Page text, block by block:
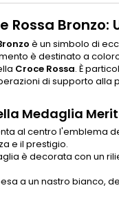
Rossa
è un simbolo di
è destinato a
Croce Rossa. È
di supporto
Medaglia
al centro l'emblema
e il prestigio.
è decorata con un
a un nastro bianco,